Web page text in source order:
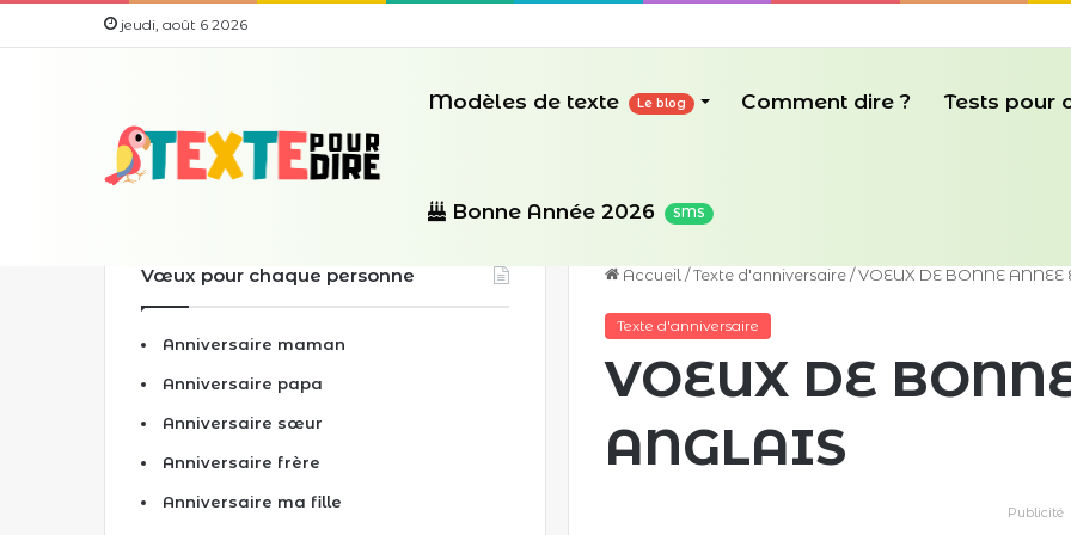
jeudi, août 6 2026
Modèles de texte Le blog Comment dire ? Tests pour
Bonne Année 2026 SMS
Accueil /Texte d'anniversaire/VOEUX DE BONNE ANNEE
Texte d'anniversaire
VOEUX DE
ANGLAIS
Publicité
Vœux pour chaque personne
Anniversaire maman
Anniversaire papa
Anniversaire sœur
Anniversaire frère
Anniversaire ma fille